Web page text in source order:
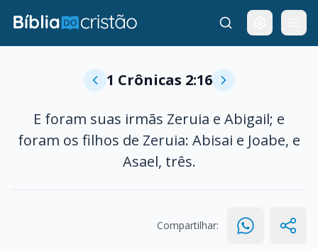
1 Crônicas 2:16
E foram suas irmãs Zeruia e Abigail; e
foram os filhos de Zeruia: Abisai e Joabe, e
Asael, três.
Compartilhar: